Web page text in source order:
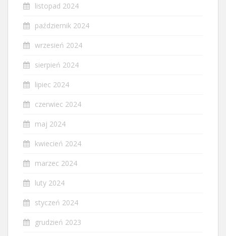
listopad 2024
październik 2024
wrzesień 2024
sierpień 2024
lipiec 2024
czerwiec 2024
maj 2024
kwiecień 2024
marzec 2024
luty 2024
styczeń 2024
grudzień 2023